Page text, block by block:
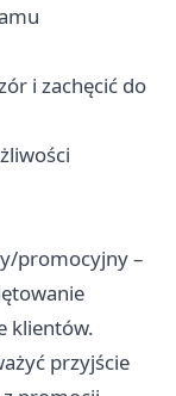
i zachęcić do
promocyjny –
klientów.
przyjście